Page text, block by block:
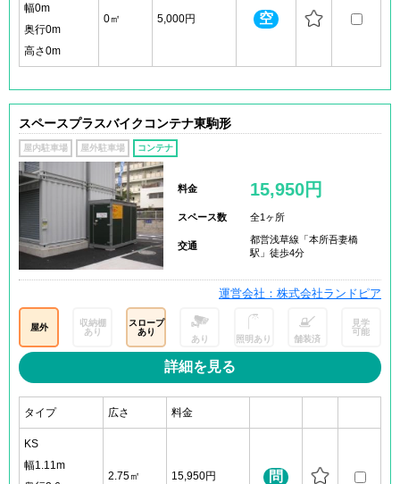
幅0m
奥行0m
高さ0m
0㎡ 5,000円 空
スペースプラスバイクコンテナ東駒形
屋内駐車場 屋外駐車場 コンテナ
料金 15,950円
スペース数 全1ヶ所
交通
都営浅草線「本所吾妻橋
駅」徒歩4分
運営会社：株式会社ランドピア
屋外
収納棚
あり
スロープ
あり
あり 照明あり 舗装済
見学
可能
詳細を見る
タイプ 広さ 料金
KS
幅1.11m
2.75㎡ 15,950円 問